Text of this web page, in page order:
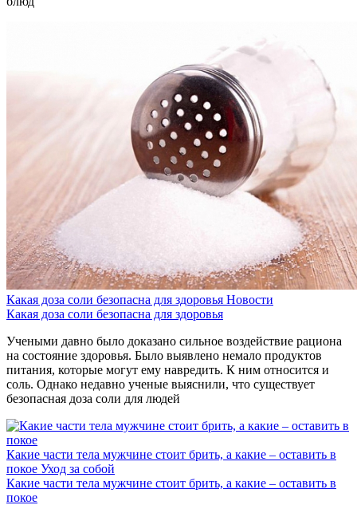
Какая доза соли безопасна для здоровья Новости
Какая доза соли безопасна для здоровья
Учеными давно было доказано сильное воздействие рациона
на состояние здоровья. Было выявлено немало продуктов
питания, которые могут ему навредить. К ним относится и
соль. Однако недавно ученые выяснили, что существует
безопасная доза соли для людей
Какие части тела мужчине стоит брить, а какие – оставить в
покое Уход за собой
Какие части тела мужчине стоит брить, а какие – оставить в
покое